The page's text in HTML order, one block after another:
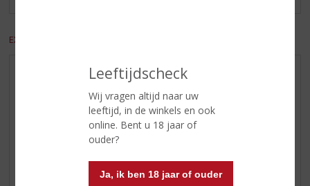
Leeftijdscheck
Wij vragen altijd naar uw
leeftijd, in de winkels en ook
online. Bent u 18 jaar of
ouder?
Ja, ik ben 18 jaar of ouder
EXCL. BTW
AANBIEDINGEN
WIJN VAN DE MAAND
WHISKY VAN DE MAAND
RUM VAN DE MAAND
BIER VAN DE MAAND
SPIRIT VAN DE MAAND